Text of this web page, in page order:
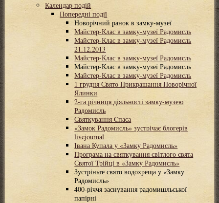
Календар подій
Попередні події
Новорічний ранок в замку-музеї
Майстер-Клас в замку-музеї Радомисль
Майстер-Клас в замку-музеї Радомисль
21.12.2013
Майстер-Клас в замку-музеї Радомисль
Майстер-Клас в замку-музеї Радомисль
Майстер-Клас в замку-музеї Радомисль
1 грудня Свято Прикрашання Новорічної
Ялинки
2-га річниця діяльності замку-музею
Радомисль
Святкування Cпаса
«Замок Радомисль» зустрічає блогерів
livejournal
Івана Купала у «Замку Радомисль»
Програма на святкування світлого свята
Святої Трійці в «Замку Радомисль»
Зустріньте свято водохреща у «Замку
Радомисль»
400-річчя заснування радомишльської
папірні